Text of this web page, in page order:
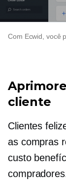
Com Ecwid, você
cliente
Clientes
as compras
custo